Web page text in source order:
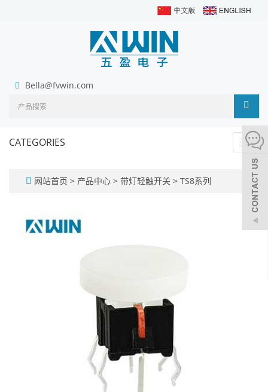
Bella@fvwin.com
CATEGORIES
网站首页 > 产品中心 > 带灯轻触开关 > TS8系列